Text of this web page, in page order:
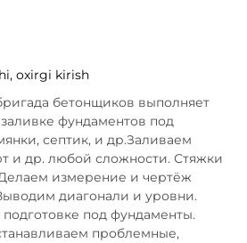
oxirgi kirish
бетонщиков выполняет
фундаментов под
септик, и др.Заливаем
и др. любой сложности. Стяжки
измерение и чертёж
диагонали и уровни.
под фундаменты.
проблемные,